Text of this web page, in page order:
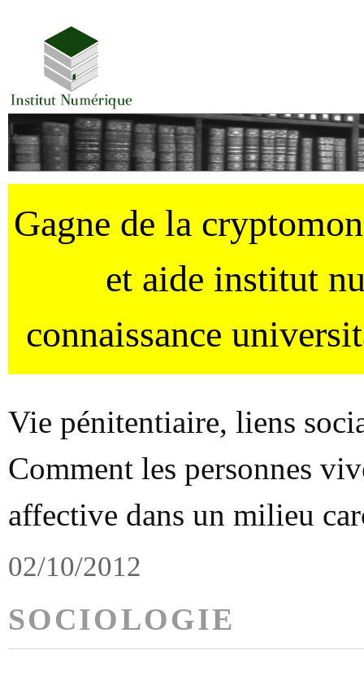
Gagne de la
et aide institut
connaissance
Vie pénitentiaire, liens
Comment les personnes
affective dans un milieu
02/10/2012
SOCIOLOGIE